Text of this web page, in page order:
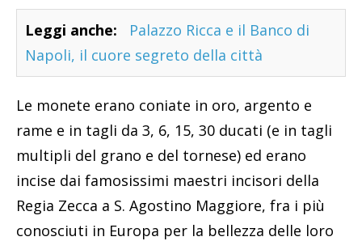
Leggi anche:
Palazzo Ricca e il Banco di
Napoli, il cuore segreto della città
Le monete erano coniate in oro, argento e
rame e in tagli da 3, 6, 15, 30 ducati (e in tagli
multipli del grano e del tornese) ed erano
incise dai famosissimi maestri incisori della
Regia Zecca a S. Agostino Maggiore, fra i più
conosciuti in Europa per la bellezza delle loro